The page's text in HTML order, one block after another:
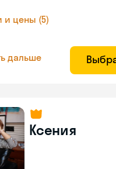
и цены (5)
дальше
Ксения